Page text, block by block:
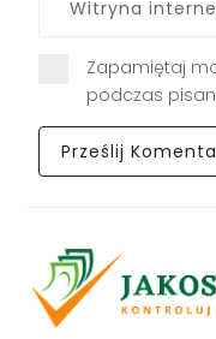
Zapamiętaj
podczas